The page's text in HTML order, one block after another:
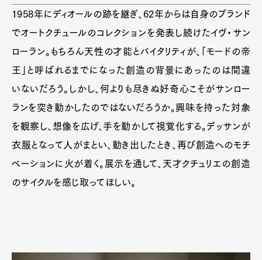
1958年にディオールの跡を継ぎ、62年からは自身のブランド
でオートクチュールのコレクションを発表し続けたイヴ・サン
ローラン。もちろん天性の才能とバイタリティが、「モードの帝
王」と呼ばれるまでになった創造の背景にあったのは間違
いないだろう。しかし、何よりも尽きぬ好奇心こそがサンロー
ランを突き動かしたのではないだろうか。興味を持った対象
を観察し、想像を広げ、手を動かして視覚化する。デッサンが
衣服となって人がまとい、動き出したとき、再び創造へのモチ
ベーションに火が着く。展示を通して、天才クチュリエの創造
のサイクルを感じ取ってほしい。